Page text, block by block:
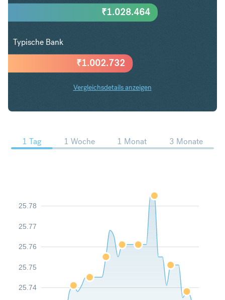
₹1.002.732
₹1.028.464
Typische Bank
Vergleichsdetails anzeigen
AED in INR Trends
1 Tag 1 Woche 1 Monat 3 Monate
25.74
25.75
25.76
25.77
25.78